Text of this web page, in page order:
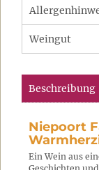
Weingut
Beschreibung
Niepoort
Ein Wein aus